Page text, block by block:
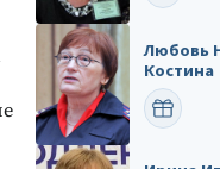
Любовь
Костина